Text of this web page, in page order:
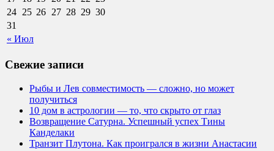
« Июл
24 25 26 27 28 29 30
31
Свежие записи
Рыбы и Лев совместимость — сложно, но может
получиться
10 дом в астрологии — то, что скрыто от глаз
Возвращение Сатурна. Успешный успех Тины
Канделаки
Транзит Плутона. Как проигрался в жизни Анастасии